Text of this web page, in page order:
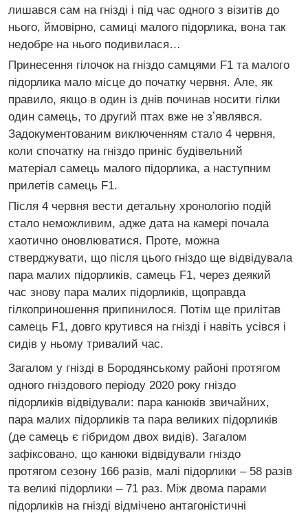
лишався сам на гнізді і під час одного з візитів до
нього, ймовірно, самиці малого підорлика, вона так
недобре на нього подивилася…
Принесення гілочок на гніздо самцями F1 та малого
підорлика мало місце до початку червня. Але, як
правило, якщо в один із днів починав носити гілки
один самець, то другий птах вже не зʼявлявся.
Задокументованим виключенням стало 4 червня,
коли спочатку на гніздо приніс будівельний
матеріал самець малого підорлика, а наступним
прилетів самець F1.
Після 4 червня вести детальну хронологію подій
стало неможливим, адже дата на камері почала
хаотично оновлюватися. Проте, можна
стверджувати, що після цього гніздо ще відвідувала
пара малих підорликів, самець F1, через деякий
час знову пара малих підорликів, щоправда
гілкоприношення припинилося. Потім ще прилітав
самець F1, довго крутився на гнізді і навіть усівся і
сидів у ньому тривалий час.
Загалом у гнізді в Бородянському районі протягом
одного гніздового періоду 2020 року гніздо
підорликів відвідували: пара канюків звичайних,
пара малих підорликів та пара великих підорликів
(де самець є гібридом двох видів). Загалом
зафіксовано, що канюки відвідували гніздо
протягом сезону 166 разів, малі підорлики – 58 разів
та великі підорлики – 71 раз. Між двома парами
підорликів на гнізді відмічено антагоністичні